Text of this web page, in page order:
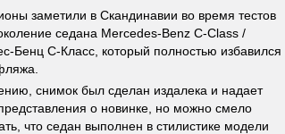
заметили в Скандинавии во время тестов
седана Mercedes-Benz C-Class /
Бенц С-Класс, который полностью избавился
снимок был сделан издалека и надает
о новинке, но можно смело
что седан выполнен в стилистике модели